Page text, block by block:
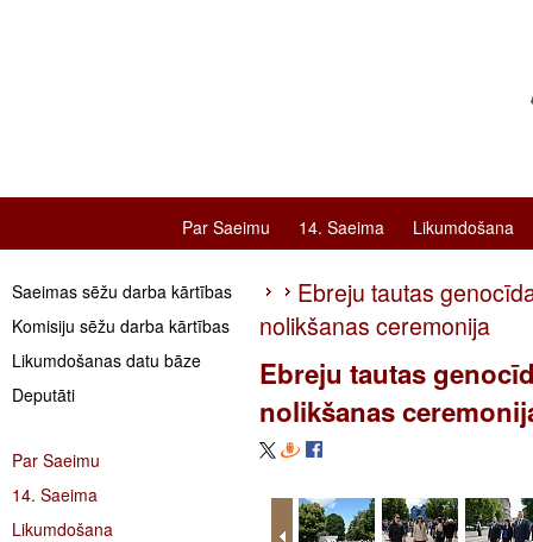
Par Saeimu 14. Saeima Likumdošana
Saeimas sēžu darba kārtības
Komisiju sēžu darba kārtības
Likumdošanas datu bāze
Deputāti
Par Saeimu
14. Saeima
Likumdošana
Ebreju tautas
nolikšanas ceremonija
Ebreju tautas
nolikšanas